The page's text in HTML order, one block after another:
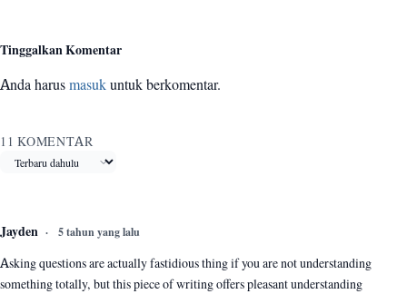
Tinggalkan Komentar
Anda harus masuk untuk berkomentar.
11 KOMENTAR
Urutkan komentar
Jayden 5 tahun yang lalu
Asking questions are actually fastidious thing if you are not understanding
something totally, but this piece of writing offers pleasant understanding